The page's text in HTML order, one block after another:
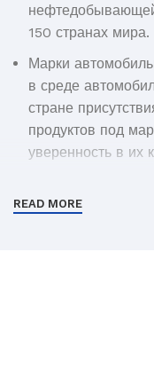
150 странах мира.
Марки
в среде
стране
продуктов под
уверенность в их
опыт в индустрии
READ MORE